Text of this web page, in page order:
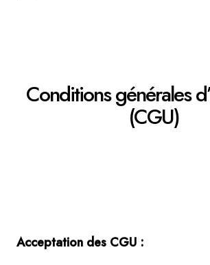
Conditions générales
(CGU)
Acceptation des CGU :